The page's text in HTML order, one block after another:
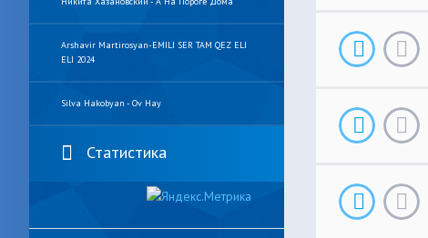
Arshavir Martirosyan-EMILI SER TAM QEZ ELI
ELI 2024
Silva Hakobyan - Ov Hay
Статистика